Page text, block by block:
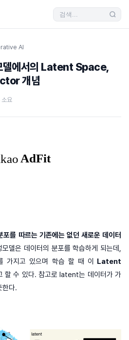
AI
에서의 Latent Space,
개념
소요
포를 따르는 기존에는 없던 새로운 데이터
모델은 데이터의 분포를 학습하게 되는데,
가지고 있으며 학습 할 때 이
Latent
할 수 있다. 참고로 latent는 데이터가 가
한다.